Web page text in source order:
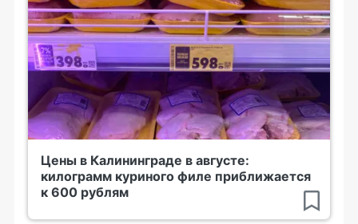
Цены в Калининграде в августе:
килограмм куриного филе приближается
к 600 рублям